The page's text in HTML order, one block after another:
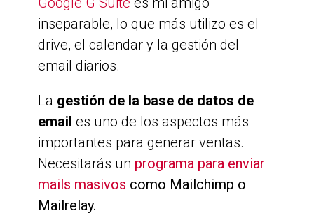
inseparable, lo que más utilizo es el
drive, el calendar y la gestión del
email diarios.
La gestión de la base de datos de
email es uno de los aspectos más
importantes para generar ventas.
Necesitarás un programa para enviar
mails masivos como Mailchimp o
Mailrelay.